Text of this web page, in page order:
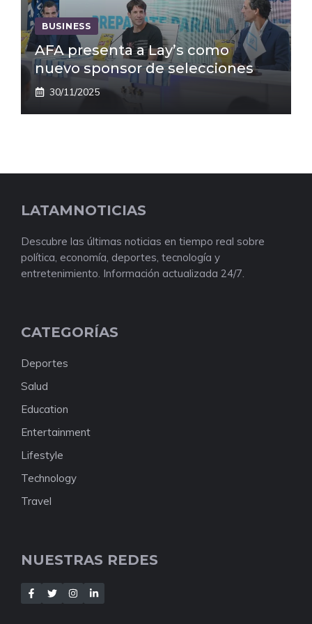
BUSINESS
AFA presenta a Lay’s como
nuevo sponsor de selecciones
30/11/2025
LATAMNOTICIAS
Descubre las últimas noticias en tiempo real sobre
política, economía, deportes, tecnología y
entretenimiento. Información actualizada 24/7.
CATEGORÍAS
Deportes
Salud
Education
Entertainment
Lifestyle
Technology
Travel
NUESTRAS REDES